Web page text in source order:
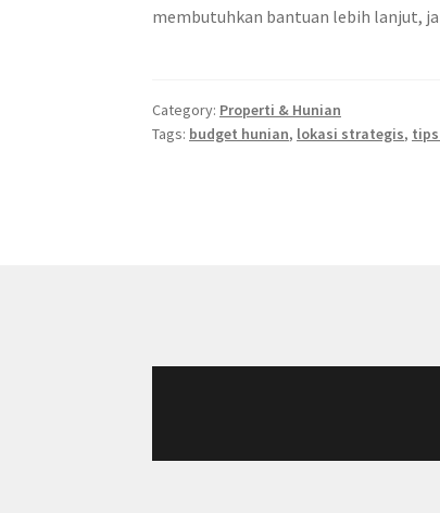
membutuhkan bantuan lebih lanjut,
Category: Properti & Hunian
Tags: budget hunian, lokasi strategis,